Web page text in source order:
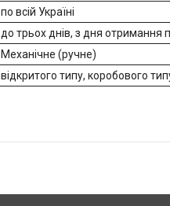
по всій Україні
до трьох днів, з дня отримання
Механічне (ручне)
відкритого типу, коробового